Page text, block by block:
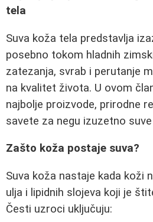
tela
Suva koža tela predstavlja
posebno tokom hladnih
zatezanja, svrab i perutanje
na kvalitet života. U ovom
najbolje proizvode, prirodne
savete za negu izuzetno
Zašto koža postaje suva?
Suva koža nastaje kada koži
ulja i lipidnih slojeva koji je
Česti uzroci uključuju: